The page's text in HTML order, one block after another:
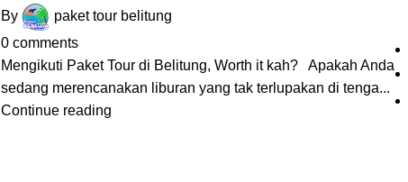
By
paket tour belitung
0 comments
Mengikuti Paket Tour di Belitung, Worth it kah? Apakah Anda
sedang merencanakan liburan yang tak terlupakan di tenga...
Continue reading